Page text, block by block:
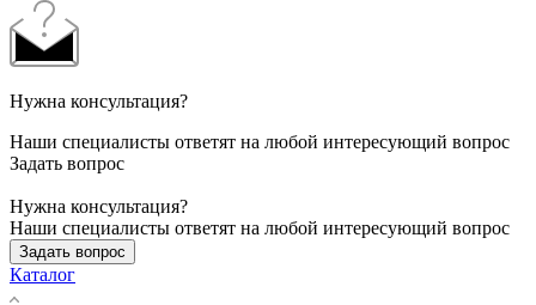
Нужна консультация?
Наши специалисты ответят на любой интересующий вопрос
Задать вопрос
Нужна консультация?
Наши специалисты ответят на любой интересующий вопрос
Задать вопрос
Каталог